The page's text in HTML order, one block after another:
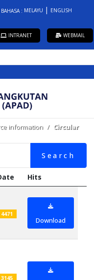
BAHASA : MELAYU ENGLISH
INTRANET WEBMAIL
information Circular
Search
Hits
4471
Download
3145